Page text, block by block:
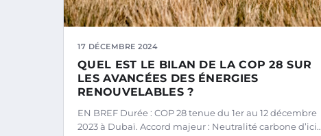
17 DÉCEMBRE 2024
QUEL EST LE BILAN DE LA COP 28 SUR
LES AVANCÉES DES ÉNERGIES
RENOUVELABLES ?
EN BREF Durée : COP 28 tenue du 1er au 12 décembre
2023 à Dubaï. Accord majeur : Neutralité carbone d’ici…